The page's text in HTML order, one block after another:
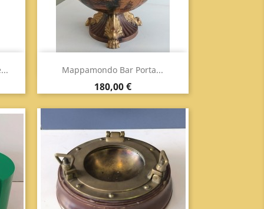
Mappamondo Bar Porta...
Prezzo
180,00 €
 Anteprima